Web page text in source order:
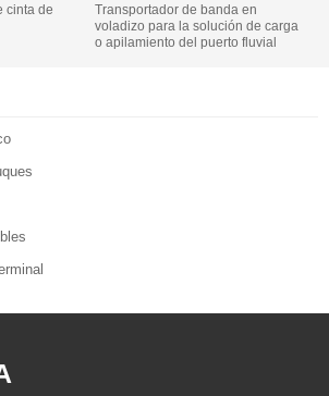
cinta de
Transportador de banda en
voladizo para la solución de carga
o apilamiento del puerto fluvial